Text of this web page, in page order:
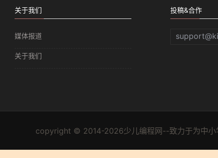
关于我们
媒体报道
关于我们
投稿&合作
copyright © 2014-2026少儿编程网--致力于为中小